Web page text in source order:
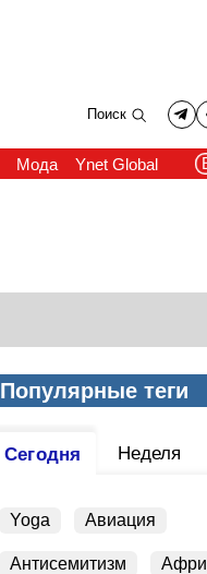
Поиск
Мода Ynet Global
Популярные теги
Сегодня Неделя
Yoga Авиация
Антисемитизм